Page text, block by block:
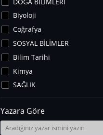
Biyoloji
Coğrafya
SOSYAL BİLİMLER
Bilim Tarihi
Kimya
SAĞLIK
Sanat Tarihi
Fizik
Yer Bilimleri
Yazara Göre